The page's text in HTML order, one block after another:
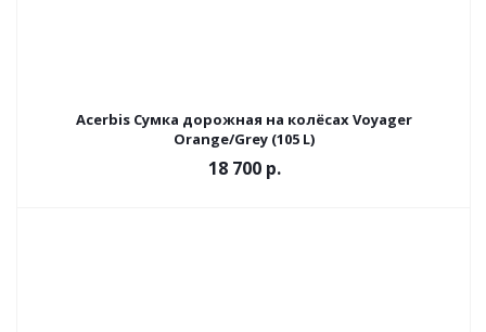
Acerbis Сумка дорожная на колёсах Voyager
Orange/Grey (105 L)
18 700р.